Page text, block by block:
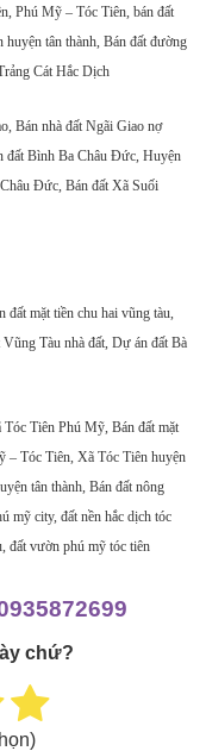
Phú Mỹ – Tóc Tiên, bán đất
huyện tân thành, Bán đất đường
Cát Hắc Dịch
Bán nhà đất Ngãi Giao nợ
đất Bình Ba Châu Đức, Huyện
Đức, Bán đất Xã Suối
mặt tiền chu hai vũng tàu,
Tàu nhà đất, Dự án đất Bà
Tiên Phú Mỹ, Bán đất mặt
– Tóc Tiên, Xã Tóc Tiên huyện
tân thành, Bán đất nông
mỹ city, đất nền hắc dịch tóc
đất vườn phú mỹ tóc tiên
chứ?